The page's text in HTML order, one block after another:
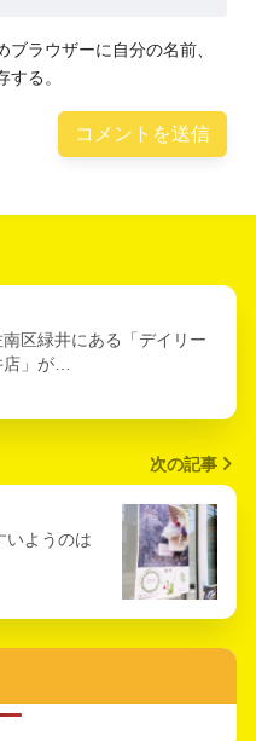
ラウザーに自分の名前、
る。
南区緑井にある「デイリー
」が…
次の記事
いようのは